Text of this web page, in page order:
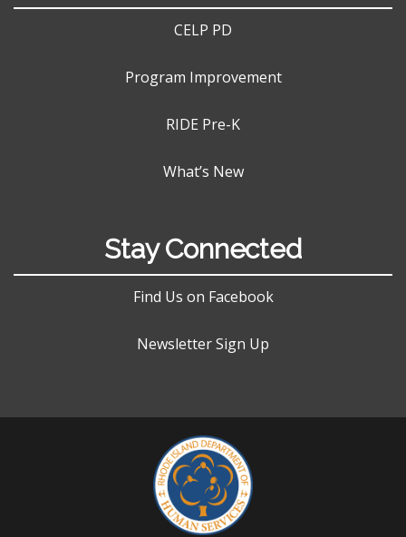
CELP PD
Program Improvement
RIDE Pre-K
What’s New
Stay Connected
Find Us on Facebook
Newsletter Sign Up